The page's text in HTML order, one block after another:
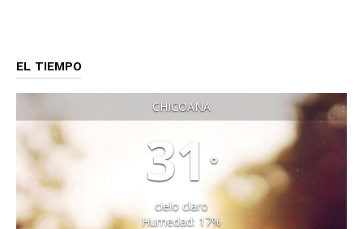
EL TIEMPO
CHICOANA
31 °
cielo claro
Humedad: 17%